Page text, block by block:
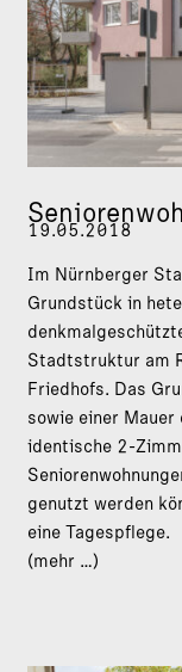
19.05.2018
Im Nürnberger
Grundstück in
Stadtstruktur am
Friedhofs. Das
sowie einer
identische 2-
genutzt werden
eine Tagespflege.
(mehr …)